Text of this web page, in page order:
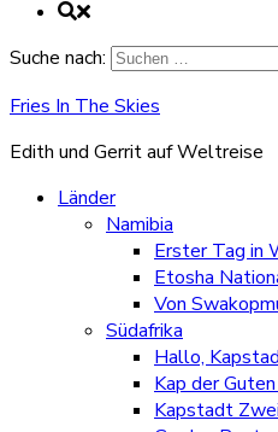
Suche nach:
Fries In The Skies
Edith und Gerrit auf Weltreise
Länder
Namibia
Erster Tag in
Etosha
Von
Südafrika
Hallo,
Kap der
Kapstadt